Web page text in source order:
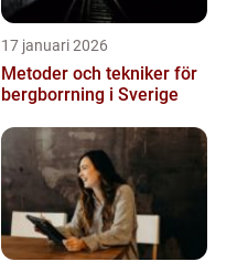
17 januari 2026
Metoder och tekniker för
bergborrning i Sverige